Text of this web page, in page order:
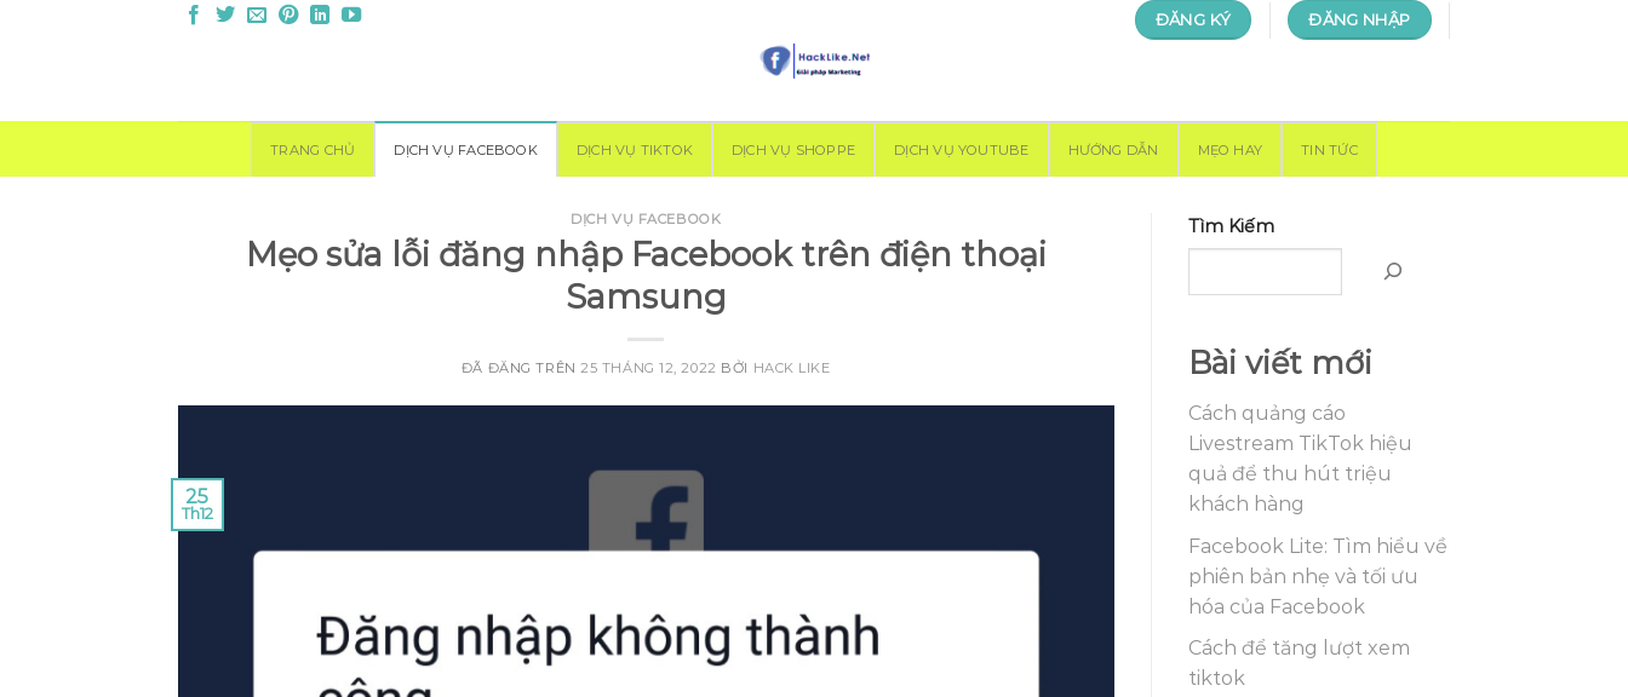
ĐĂNG KÝ ĐĂNG NHẬP
TRANG CHỦ DỊCH VỤ FACEBOOK DỊCH VỤ TIKTOK DỊCH VỤ SHOPPE DỊCH VỤ YOUTUBE HƯỚNG DẪN MẸO HAY TIN TỨC
DỊCH VỤ FACEBOOK
Mẹo sửa lỗi đăng nhập Facebook trên điện thoại
Samsung
ĐÃ ĐĂNG TRÊN25 THÁNG 12, 2022 BỞI HACK LIKE
25
Th12
Tìm Kiếm
Bài viết mới
Cách quảng cáo
Livestream TikTok hiệu
quả để thu hút triệu
khách hàng
Facebook Lite: Tìm hiểu về
phiên bản nhẹ và tối ưu
hóa của Facebook
Cách để tăng lượt xem
tiktok